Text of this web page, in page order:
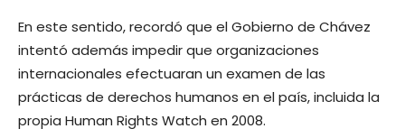
En este sentido, recordó que el Gobierno de Chávez
intentó además impedir que organizaciones
internacionales efectuaran un examen de las
prácticas de derechos humanos en el país, incluida la
propia Human Rights Watch en 2008.